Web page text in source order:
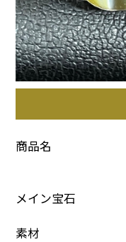
商品名
メイン宝石
素材